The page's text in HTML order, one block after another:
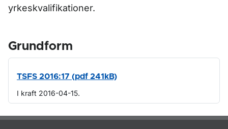
yrkeskvalifikationer.
Grundform
TSFS 2016:17 (pdf 241kB)
I kraft 2016-04-15.
Om sidan